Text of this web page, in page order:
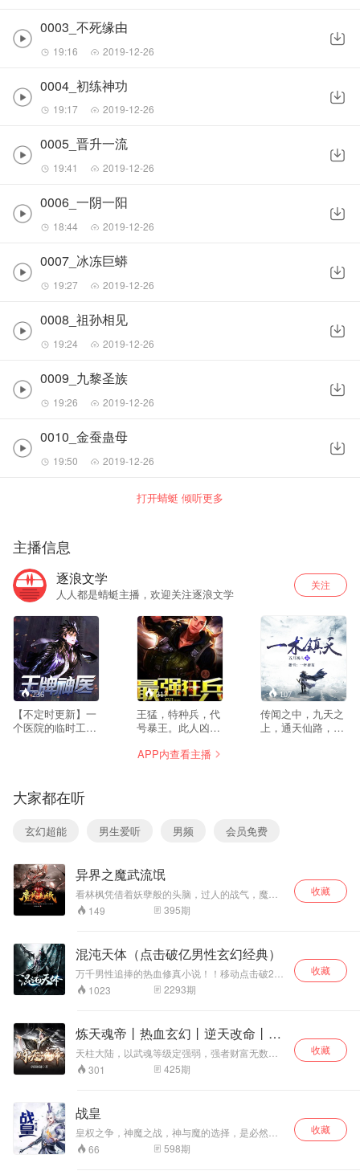
0003_不死缘由
19:16 2019-12-26
0004_初练神功
19:17 2019-12-26
0005_晋升一流
19:41 2019-12-26
0006_一阴一阳
18:44 2019-12-26
0007_冰冻巨蟒
19:27 2019-12-26
0008_祖孙相见
19:24 2019-12-26
0009_九黎圣族
19:26 2019-12-26
0010_金蚕蛊母
19:50 2019-12-26
打开蜻蜓 倾听更多
主播信息
逐浪文学
人人都是蜻蜓主播，欢迎关注逐浪文学
关注
236
【不定时更新】一
个医院的临时工，
成为人世间的枭
王！ 当佛已经无能
渡众生——杨风。
播：浩楠
317
王猛，特种兵，代
号暴王。此人凶残
乃兵之大凶！大佬
107
传闻之中，九天之
上，通天仙路，无
当做祭品献祭给九
万仙，一破仙门？
苏夜，一个穿越而
来差点被当做祭品
样踏遍万仙，一破
仙门？
APP内查看主播
大家都在听
玄幻超能 男生爱听 男频 会员免费
异界之魔武流氓
看林枫凭借着妖孽般的头脑，过人的战气，魔法
天赋，拯救濒临破碎的将军之家
149 395期
收藏
混沌天体（点击破亿男性玄幻经典）
万千男性追捧的热血修真小说！！移动点击破2
亿！ 热血、神秘、强大、凶悍！看主角带你领略
一个强大无比的修真界，看主角如何征服所有
不由天！天地最强体质的变强之路，一个卑微存
在的崛起之路，一个无上存在的升级之路。
1023 2293期
收藏
炼天魂帝丨热血玄幻丨逆天改命丨打
脸爽文
天柱大陆，以武魂等级定强弱，强者财富无数，
弱者倍受屈辱。天生万物，群魔乱舞，漫漫帝
路，有多残酷，看我命运征途，如何昂首阔步？
依附，带着“移山倒海不必说，逆天改命皆由我”的
信念，抵抗外辱，通天彻地，成就一段坐拥天
下，百仙吓怕，强者称霸，非君不嫁的传奇。
301 425期
收藏
战皇
皇权之争，神魔之战，神与魔的选择，是必然，
是宿命，还是征伐背后神与魔的操弄？ 每一个觉
醒后的神魔武者，都是这盘无形棋局中的一枚棋
66 598期
收藏